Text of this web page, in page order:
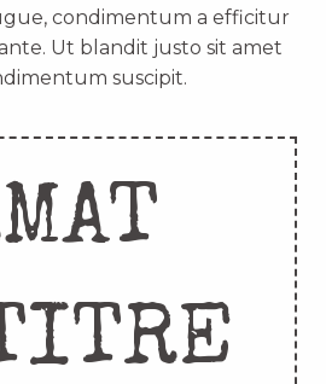
condimentum a efficitur
Ut blandit justo sit amet
suscipit.